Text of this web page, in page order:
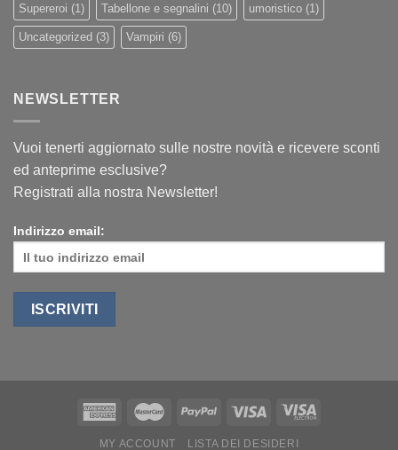
Supereroi (1) Tabellone e segnalini (10) umoristico (1)
Uncategorized (3) Vampiri (6)
NEWSLETTER
Vuoi tenerti aggiornato sulle nostre novità e ricevere sconti
ed anteprime esclusive?
Registrati alla nostra Newsletter!
Indirizzo email:
MY ACCOUNT LISTA DEI DESIDERI